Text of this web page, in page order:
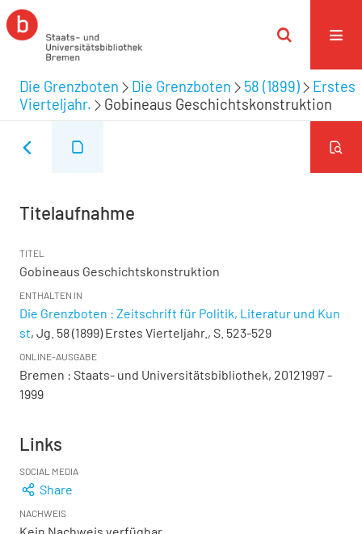
Die Grenzboten Die Grenzboten 58 (1899)
Erstes
Vierteljahr.
Gobineaus Geschichtskonstruktion
Titelaufnahme
TITEL
Gobineaus Geschichtskonstruktion
ENTHALTEN IN
Die Grenzboten : Zeitschrift für Politik, Literatur und Kun
st, Jg. 58 (1899) Erstes Vierteljahr., S. 523-529
ONLINE-AUSGABE
Bremen : Staats- und Universitätsbibliothek, 20121997 -
1999
Links
SOCIAL MEDIA
Share
NACHWEIS